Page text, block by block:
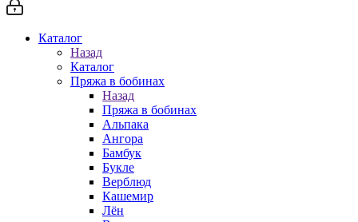
Каталог
Назад
Каталог
Пряжа в бобинах
Назад
Пряжа в бобинах
Альпака
Ангора
Бамбук
Букле
Верблюд
Кашемир
Лён